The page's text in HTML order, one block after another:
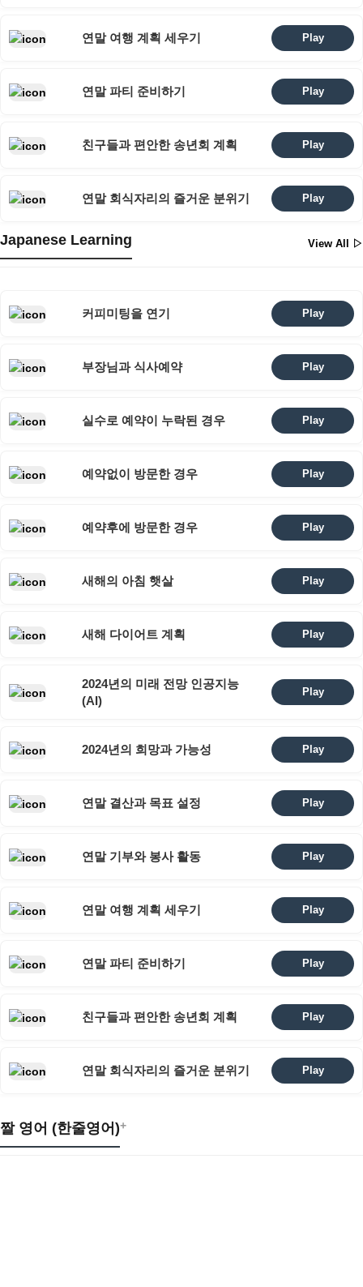
연말 여행 계획 세우기 Play
연말 파티 준비하기 Play
친구들과 편안한 송년회 계획 Play
연말 회식자리의 즐거운 분위기 Play
Japanese Learning View All ▷
커피미팅을 연기 Play
부장님과 식사예약 Play
실수로 예약이 누락된 경우 Play
예약없이 방문한 경우 Play
예약후에 방문한 경우 Play
새해의 아침 햇살 Play
새해 다이어트 계획 Play
2024년의 미래 전망 인공지능
(AI)
Play
2024년의 희망과 가능성 Play
연말 결산과 목표 설정 Play
연말 기부와 봉사 활동 Play
연말 여행 계획 세우기 Play
연말 파티 준비하기 Play
친구들과 편안한 송년회 계획 Play
연말 회식자리의 즐거운 분위기 Play
+
짤 영어 (한줄영어)